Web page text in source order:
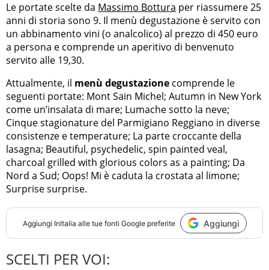
Le portate scelte da Massimo Bottura per riassumere 25
anni di storia sono 9. Il menù degustazione è servito con
un abbinamento vini (o analcolico) al prezzo di 450 euro
a persona e comprende un aperitivo di benvenuto
servito alle 19,30.
Attualmente, il menù degustazione comprende le
seguenti portate: Mont Sain Michel; Autumn in New York
come un’insalata di mare; Lumache sotto la neve;
Cinque stagionature del Parmigiano Reggiano in diverse
consistenze e temperature; La parte croccante della
lasagna; Beautiful, psychedelic, spin painted veal,
charcoal grilled with glorious colors as a painting; Da
Nord a Sud; Oops! Mi è caduta la crostata al limone;
Surprise surprise.
Aggiungi InItalia alle tue fonti Google preferite Aggiungi
SCELTI PER VOI: